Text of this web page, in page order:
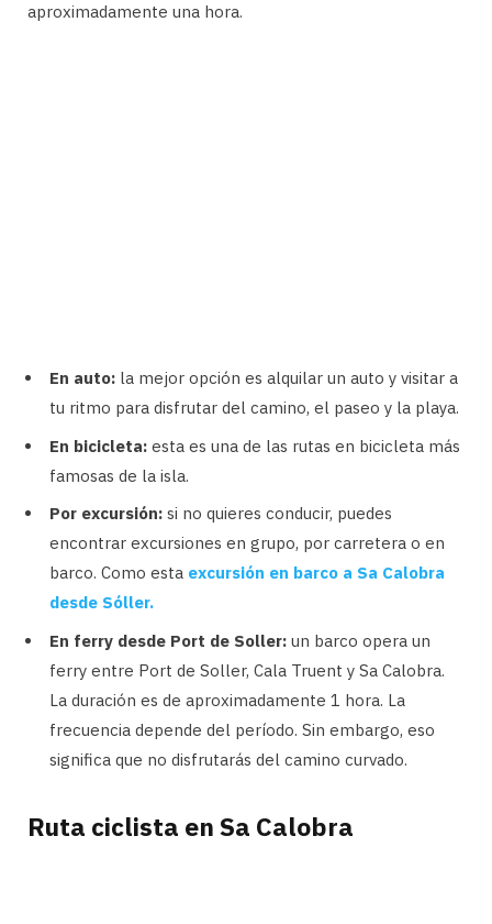
aproximadamente una hora.
En auto: la mejor opción es alquilar un auto y visitar a
tu ritmo para disfrutar del camino, el paseo y la playa.
En bicicleta: esta es una de las rutas en bicicleta más
famosas de la isla.
Por excursión: si no quieres conducir, puedes
encontrar excursiones en grupo, por carretera o en
barco. Como esta excursión en barco a Sa Calobra
desde Sóller.
En ferry desde Port de Soller: un barco opera un
ferry entre Port de Soller, Cala Truent y Sa Calobra.
La duración es de aproximadamente 1 hora. La
frecuencia depende del período. Sin embargo, eso
significa que no disfrutarás del camino curvado.
Ruta ciclista en Sa Calobra